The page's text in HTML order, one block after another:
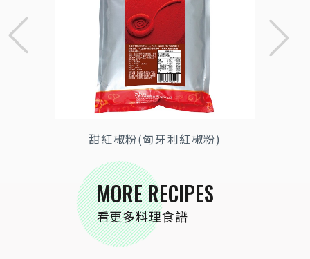
甜紅椒粉(匈牙利紅椒粉)
MORE RECIPES
看更多料理食譜